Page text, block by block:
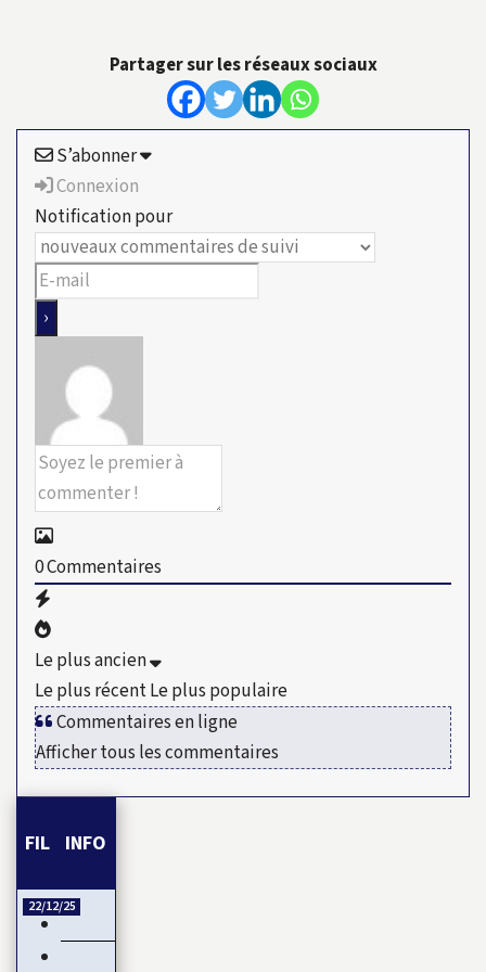
Partager sur les réseaux sociaux
S’abonner
Connexion
Notification pour
0Commentaires
Le plus ancien
Le plus récentLe plus populaire
Commentaires en ligne
Afficher tous les commentaires
FIL INFO
22/12/25